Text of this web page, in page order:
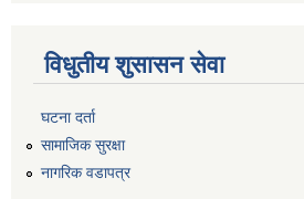
विधुतीय शुसासन सेवा
घटना दर्ता
सामाजिक सुरक्षा
नागरिक वडापत्र